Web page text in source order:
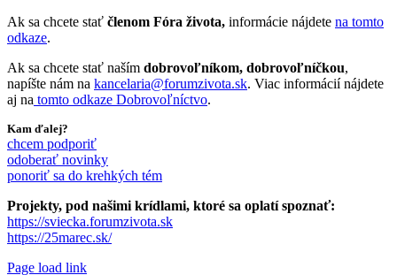
Ak sa chcete stať členom Fóra života, informácie nájdete na tomto
odkaze.
Ak sa chcete stať naším dobrovoľníkom, dobrovoľníčkou,
napíšte nám na kancelaria@forumzivota.sk. Viac informácií nájdete
aj na tomto odkaze Dobrovoľníctvo.
Kam ďalej?
chcem podporiť
odoberať novinky
ponoriť sa do krehkých tém
Projekty, pod našimi krídlami, ktoré sa oplatí spoznať:
https://sviecka.forumzivota.sk
https://25marec.sk/
Page load link